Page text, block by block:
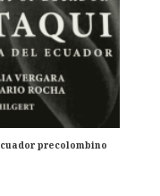
precolombino